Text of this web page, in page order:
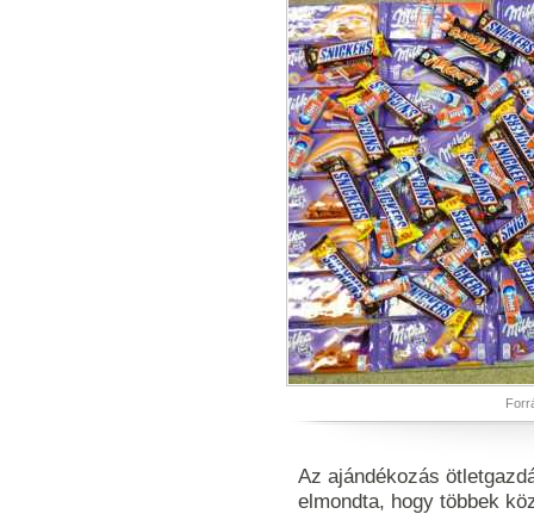
Az ajándékozás
elmondta, hogy többek